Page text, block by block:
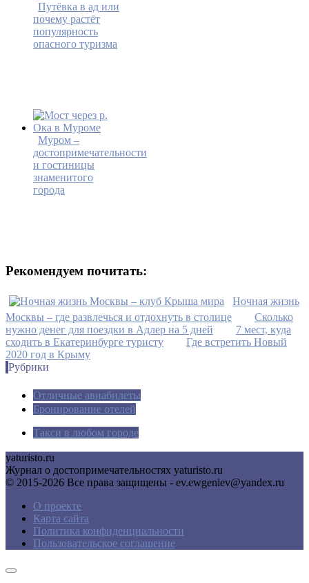
Путёвка в ад или
почему растёт
популярность
опасного туризма
Муром –
достопримечательности
и гостиницы
знаменитого
города
Рекомендуем почитать:
Ночная жизнь
Москвы – где развлечься и отдохнуть в столице
Сколько
нужно денег для поездки в Адлер на 5 дней
7 мест, куда
сходить в Екатеринбурге туристу
Где встретить Новый
2020 год в Крыму
Рубрики
Отличные авиабилеты
Бронирование отелей
Такси в любом городе
yaturisto.ru
Журнал о достопримечательностях yaturisto.ru
© 2015-2026 Все права защищены - ev.ewgeniev@yandex.ru
О проекте
Карта сайта
Политика конфиденциальности
Пользовательское соглашение